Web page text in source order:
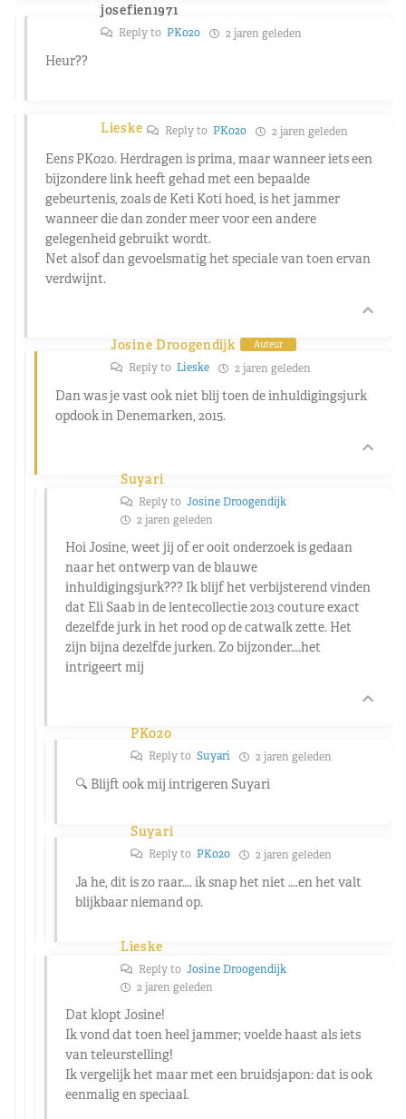
josefien1971
Reply to PK020 2 jaren geleden
Heur??
Lieske Reply toPK020 2 jaren geleden
Eens PK020. Herdragen is prima, maar wanneer iets een
bijzondere link heeft gehad met een bepaalde
gebeurtenis, zoals de Keti Koti hoed, is het jammer
wanneer die dan zonder meer voor een andere
gelegenheid gebruikt wordt.
Net alsof dan gevoelsmatig het speciale van toen ervan
verdwijnt.
Josine Droogendijk Auteur
Reply to Lieske 2 jaren geleden
Dan was je vast ook niet blij toen de inhuldigingsjurk
opdook in Denemarken, 2015.
Suyari
Reply to Josine Droogendijk
2 jaren geleden
Hoi Josine, weet jij of er ooit onderzoek is gedaan
naar het ontwerp van de blauwe
inhuldigingsjurk??? Ik blijf het verbijsterend vinden
dat Eli Saab in de lentecollectie 2013 couture exact
dezelfde jurk in het rood op de catwalk zette. Het
zijn bijna dezelfde jurken. Zo bijzonder….het
intrigeert mij
PK020
Reply to Suyari 2 jaren geleden
🔍 Blijft ook mij intrigeren Suyari
Suyari
Reply to PK020 2 jaren geleden
Ja he, dit is zo raar…. ik snap het niet ….en het valt
blijkbaar niemand op.
Lieske
Reply to Josine Droogendijk
2 jaren geleden
Dat klopt Josine!
Ik vond dat toen heel jammer; voelde haast als iets
van teleurstelling!
Ik vergelijk het maar met een bruidsjapon: dat is ook
eenmalig en speciaal.